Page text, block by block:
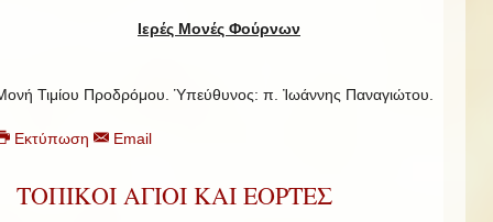
Ιερές Μονές Φούρνων
Τιμίου Προδρόμου. Ὑπεύθυνος: π. Ἰωάννης Παναγιώτου.
Εκτύπωση Email
ΤΟΠΙΚΟΙ ΑΓΙΟΙ ΚΑΙ ΕΟΡΤΕΣ